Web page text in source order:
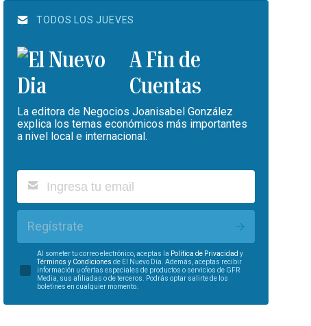
TODOS LOS JUEVES
A Fin de
Cuentas
La editora de Negocios Joanisabel González
explica los temas económicos más importantes
a nivel local e internacional.
Regístrate
Al someter tu correo electrónico, aceptas la Política de Privacidad y
Términos y Condiciones de El Nuevo Día. Además, aceptas recibir
información u ofertas especiales de productos o servicios de GFR
Media, sus afiliadas o de terceros. Podrás optar salirte de los
boletines en cualquier momento.